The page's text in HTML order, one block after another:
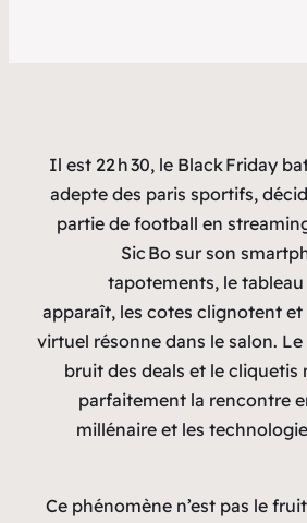
Il est 22 h 30, le Black Friday
adepte des paris sportifs,
partie de football en
Sic Bo sur son
tapotements, le
apparaît, les cotes clignotent et
virtuel résonne dans le salon.
bruit des deals et le
parfaitement la rencontre
millénaire et les
Ce phénomène n’est pas le